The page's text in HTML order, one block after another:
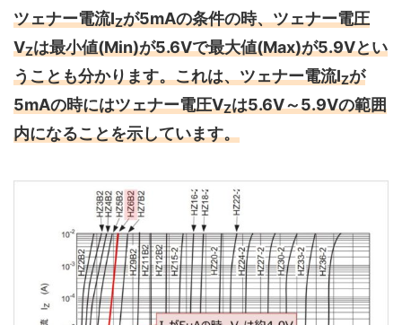
ツェナー電流IZが5mAの条件の時、ツェナー電圧
VZは最小値(Min)が5.6Vで最大値(Max)が5.9Vとい
うことも分かります。これは、ツェナー電流IZが
5mAの時にはツェナー電圧VZは5.6V～5.9Vの範囲
内になることを示しています。